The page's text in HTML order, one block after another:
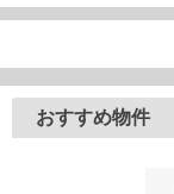
おすすめ物件